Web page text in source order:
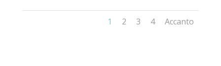
1 2 3 4 Accanto